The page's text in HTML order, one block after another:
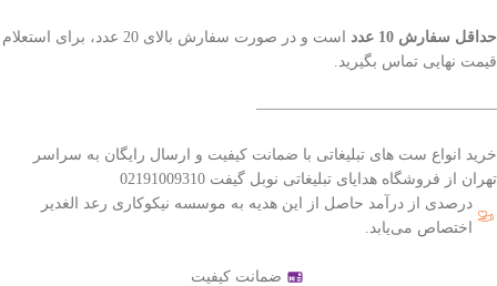
حداقل سفارش 10 عدد
است و در صورت سفارش بالای 20 عدد، برای استعلام
قیمت نهایی تماس بگیرید.
———————————————–
خرید انواع ست های تبلیغاتی با ضمانت کیفیت و ارسال رایگان به سراسر
تهران از فروشگاه هدایای تبلیغاتی نوبل گیفت 02191009310
درصدی از درآمد حاصل از این هدیه به موسسه نیکوکاری رعد الغدیر
اختصاص می‌یابد.
ضمانت کیفیت